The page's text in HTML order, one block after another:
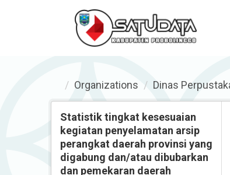
Organizations Dinas
Statistik tingkat kesesuaian
kegiatan penyelamatan arsip
perangkat daerah provinsi yang
digabung dan/atau dibubarkan
dan pemekaran daerah